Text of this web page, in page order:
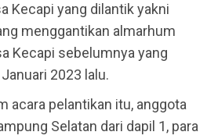
Kecapi yang dilantik yakni
menggantikan almarhum
Kecapi sebelumnya yang
2023 lalu.
acara pelantikan itu, anggota
Selatan dari dapil 1, para